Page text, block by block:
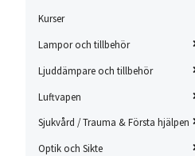
Kurser
Lampor och tillbehör
Ljuddämpare och tillbehör
Luftvapen
Sjukvård / Trauma & Första hjälpen
Optik och Sikte